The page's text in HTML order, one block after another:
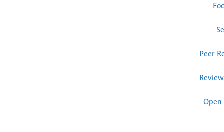
Peer
Open